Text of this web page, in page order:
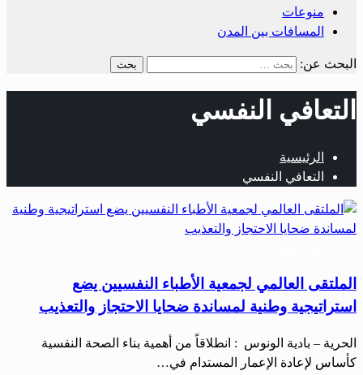
منوعات
المسافات بين المدن
البحث عن:
التعافي النفسي
الرئيسية
التعافي النفسي
الملتقى العالمي لجمعية الأطباء النفسيين يضع
استراتيجية وطنية لمساندة ضحايا الاحتجاز والتعذيب
الحرية – بادية الونوس : انطلاقاً من أهمية بناء الصحة النفسية
كأساس لإعادة الإعمار المستدام في…